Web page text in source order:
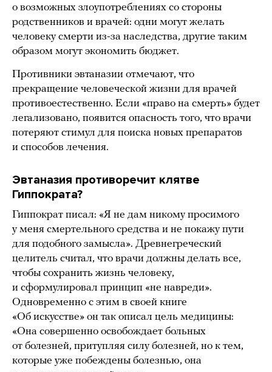
о возможных злоупотреблениях со стороны
родственников и врачей: одни могут желать
человеку смерти из-за наследства, другие таким
образом могут экономить бюджет.
Противники эвтаназии отмечают, что
прекращение человеческой жизни для врачей
противоестественно. Если «право на смерть» будет
легализовано, появится опасность того, что врачи
потеряют стимул для поиска новых препаратов
и способов лечения.
Эвтаназия противоречит клятве
Гиппократа?
Гиппократ писал: «Я не дам никому просимого
у меня смертельного средства и не покажу пути
для подобного замысла». Древнегреческий
целитель считал, что врачи должны делать все,
чтобы сохранить жизнь человеку,
и сформулировал принцип «не навреди».
Одновременно с этим в своей книге
«Об искусстве» он так описал цель медицины:
«Она совершенно освобождает больных
от болезней, притупляя силу болезней, но к тем,
которые уже побеждены болезнью, она